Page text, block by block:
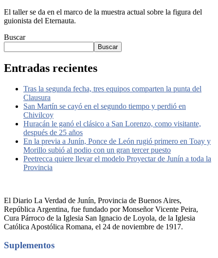
El taller se da en el marco de la muestra actual sobre la figura del
guionista del Eternauta.
Buscar
Buscar
Entradas recientes
Tras la segunda fecha, tres equipos comparten la punta del
Clausura
San Martín se cayó en el segundo tiempo y perdió en
Chivilcoy
Huracán le ganó el clásico a San Lorenzo, como visitante,
después de 25 años
En la previa a Junín, Ponce de León rugió primero en Toay y
Morillo subió al podio con un gran tercer puesto
Peetrecca quiere llevar el modelo Proyectar de Junín a toda la
Provincia
El Diario La Verdad de Junín, Provincia de Buenos Aires,
República Argentina, fue fundado por Monseñor Vicente Peira,
Cura Párroco de la Iglesia San Ignacio de Loyola, de la Iglesia
Católica Apostólica Romana, el 24 de noviembre de 1917.
Suplementos